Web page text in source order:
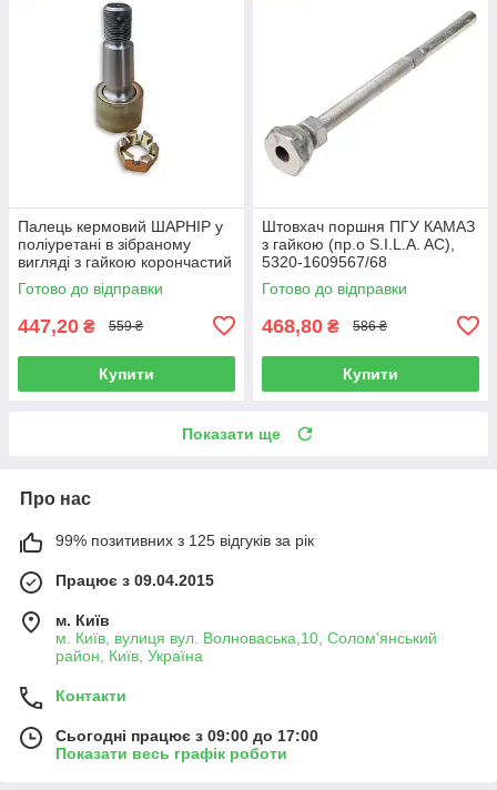
Палець кермовий ШАРНІР у
поліуретані в зібраному
вигляді з гайкою корончастий
КАМАЗ (пр.о S.I.L.A. AC),
774.5320-3414040
Готово до відправки
447,20 ₴ 559 ₴
Купити
Штовхач поршня ПГУ КАМАЗ
з гайкою (пр.о S.I.L.A. AC),
5320-1609567/68
Готово до відправки
468,80 ₴ 586 ₴
Купити
Показати ще
Про нас
99% позитивних з 125 відгуків за рік
Працює з 09.04.2015
м. Київ
м. Київ, вулиця вул. Волноваська,10, Солом'янський
район, Київ, Україна
Контакти
Сьогодні працює з 09:00 до 17:00
Показати весь графік роботи